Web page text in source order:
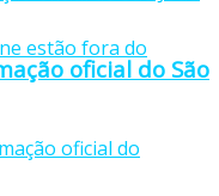
oficial do São